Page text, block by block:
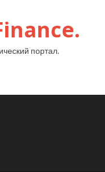
портал.